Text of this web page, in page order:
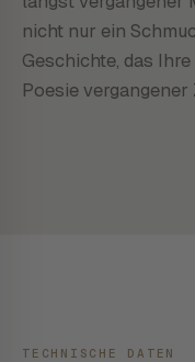
nicht nur ein
Geschichte, das
Poesie vergangener
TECHNISCHE DATEN